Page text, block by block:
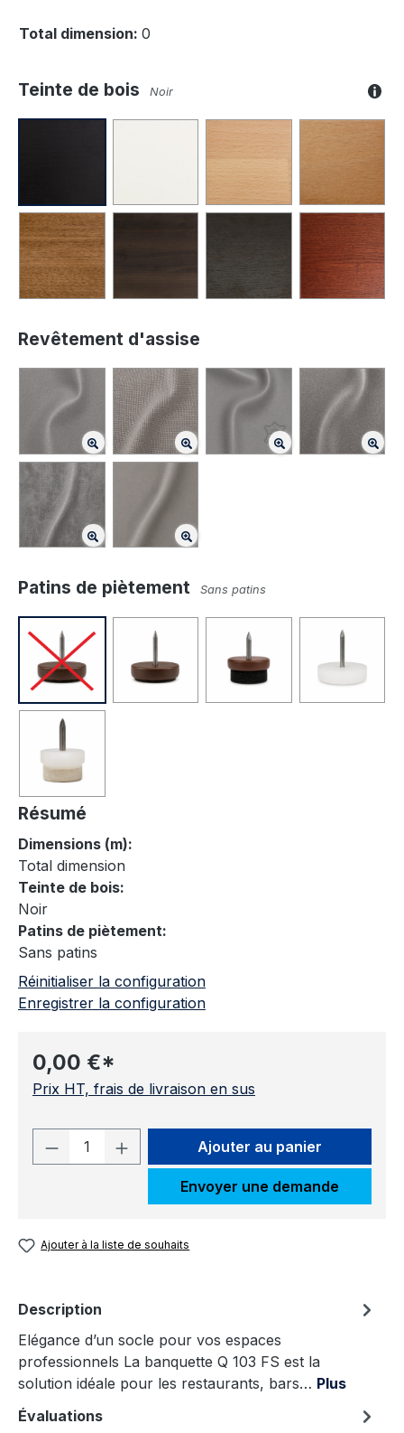
Total dimension: 0
Teinte de bois Noir
Revêtement d'assise
Patins de piètement Sans patins
Résumé
Dimensions (m):
Total dimension
Teinte de bois:
Noir
Patins de piètement:
Sans patins
Réinitialiser la configuration
Enregistrer la configuration
0,00 €*
Prix HT, frais de livraison en sus
Quantité de produit : Entrez la
Ajouter au panier
Envoyer une demande
Ajouter à la liste de souhaits
Description
Elégance d’un socle pour vos espaces
professionnels La banquette Q 103 FS est la
solution idéale pour les restaurants, bars… Plus
Évaluations